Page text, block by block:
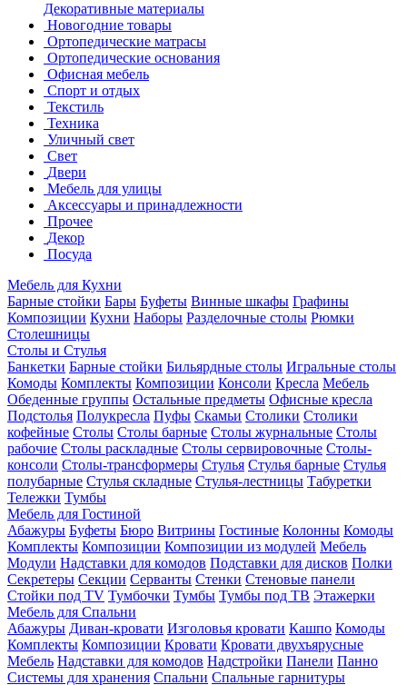
Декоративные материалы
Новогодние товары
Ортопедические матрасы
Ортопедические основания
Офисная мебель
Спорт и отдых
Текстиль
Техника
Уличный свет
Свет
Двери
Мебель для улицы
Аксессуары и принадлежности
Прочее
Декор
Посуда
Мебель для Кухни
Барные стойки Бары Буфеты Винные шкафы Графины
Композиции Кухни Наборы Разделочные столы Рюмки
Столешницы
Столы и Стулья
Банкетки Барные стойки Бильярдные столы Игральные столы
Комоды Комплекты Композиции Консоли Кресла Мебель
Обеденные группы Остальные предметы Офисные кресла
Подстолья Полукресла Пуфы Скамьи Столики Столики
кофейные Столы Столы барные Столы журнальные Столы
рабочие Столы раскладные Столы сервировочные Столы-
консоли Столы-трансформеры Стулья Стулья барные Стулья
полубарные Стулья складные Стулья-лестницы Табуретки
Тележки Тумбы
Мебель для Гостиной
Абажуры Буфеты Бюро Витрины Гостиные Колонны Комоды
Комплекты Композиции Композиции из модулей Мебель
Модули Надставки для комодов Подставки для дисков Полки
Секретеры Секции Серванты Стенки Стеновые панели
Стойки под TV Тумбочки Тумбы Тумбы под ТВ Этажерки
Мебель для Спальни
Абажуры Диван-кровати Изголовья кровати Кашпо Комоды
Комплекты Композиции Кровати Кровати двухъярусные
Мебель Надставки для комодов Надстройки Панели Панно
Системы для хранения Спальни Спальные гарнитуры